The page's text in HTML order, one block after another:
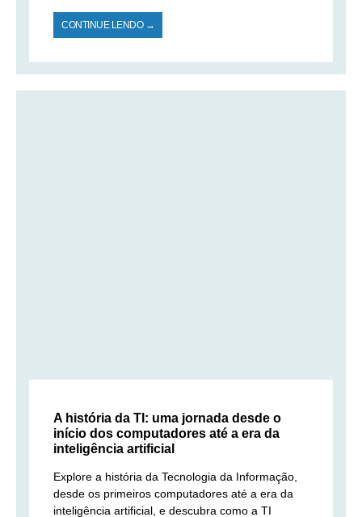
CONTINUE LENDO →
A história da TI: uma jornada desde o
início dos computadores até a era da
inteligência artificial
Explore a história da Tecnologia da Informação,
desde os primeiros computadores até a era da
inteligência artificial, e descubra como a TI